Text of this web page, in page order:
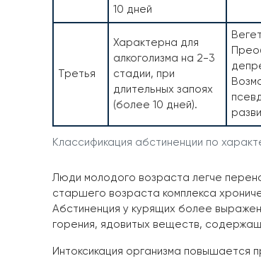
Классификация абстиненции по
10 дней
Третья
Характерна для
алкоголизма на 2-3
стадии, при
длительных запоях
(более 10 дней).
Люди молодого возраста легче
старшего возраста комплекса
Абстиненция у курящих более
горения, ядовитых веществ,
Интоксикация организма повышается